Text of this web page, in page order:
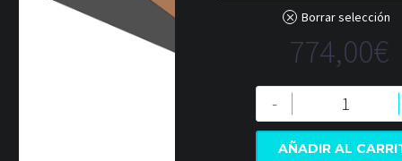
Borrar selección
774,00€
-
AÑADIR AL